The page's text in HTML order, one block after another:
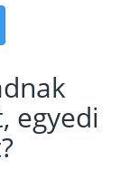
egyedi